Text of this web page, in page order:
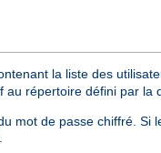
la liste des
au répertoire défini par la
mot de passe chiffré. Si